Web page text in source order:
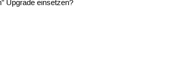
Upgrade einsetzen?